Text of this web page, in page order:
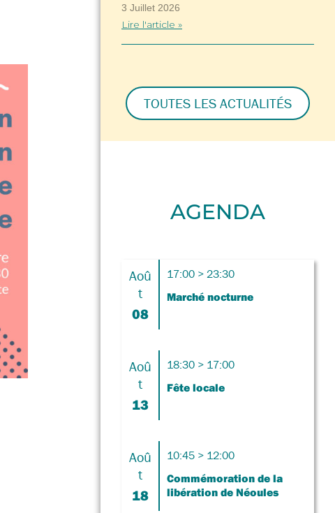
3 Juillet 2026
Lire l'article »
TOUTES LES ACTUALITÉS
AGENDA
Aoû
t
08
17:00 > 23:30
Marché nocturne
Aoû
t
13
18:30 > 17:00
Fête locale
Aoû
t
18
10:45 > 12:00
Commémoration de la
libération de Néoules